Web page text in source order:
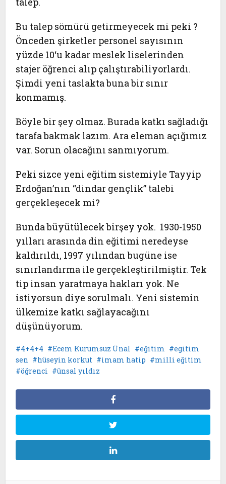
Bu talep sömürü getirmeyecek mi peki ?
Önceden şirketler personel sayısının
yüzde 10‘u kadar meslek liselerinden
stajer öğrenci alıp çalıştırabiliyorlardı.
Şimdi yeni taslakta buna bir sınır
konmamış.
Böyle bir şey olmaz. Burada katkı sağladığı
tarafa bakmak lazım. Ara eleman açığımız
var. Sorun olacağını sanmıyorum.
Peki sizce yeni eğitim sistemiyle Tayyip
Erdoğan’nın “dindar gençlik” talebi
gerçekleşecek mi?
Bunda büyütülecek birşey yok. 1930-1950
yılları arasında din eğitimi neredeyse
kaldırıldı, 1997 yılından bugüne ise
sınırlandırma ile gerçekleştirilmiştir. Tek
tip insan yaratmaya hakları yok. Ne
istiyorsun diye sorulmalı. Yeni sistemin
ülkemize katkı sağlayacağını
düşünüyorum.
4+4+4 Ecem Kurumsuz Ünal eğitim
egitim
sen
hüseyin korkut imam hatip
milli eğitim
öğrenci
ünsal yıldız